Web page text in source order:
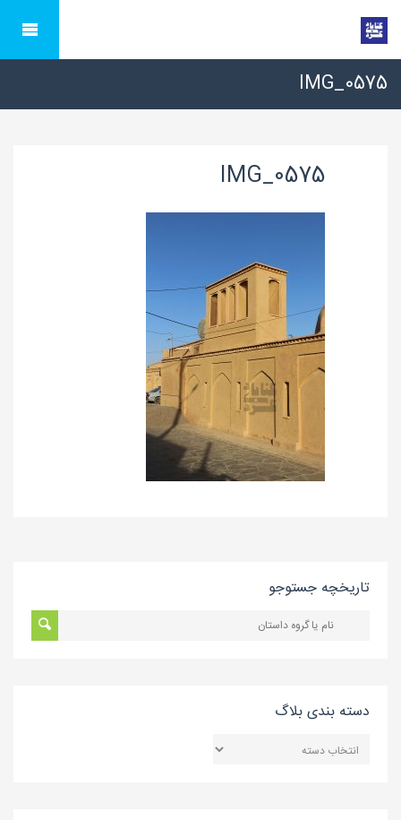
IMG_0575
IMG_0575
تاریخچه جستوجو
دسته بندی بلاگ
بندی